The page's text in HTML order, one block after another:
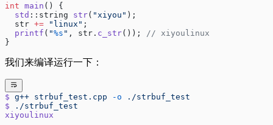
int main () {
  std
::string str( "xiyou" );
  str
+= "linux" ;
  printf
( "%s " , str. c_str());
// xiyoulinux
}
我们来编译运行一下：
$ g++ strbuf_test.cpp -o ./strbuf_test
$ ./strbuf_test
xiyoulinux